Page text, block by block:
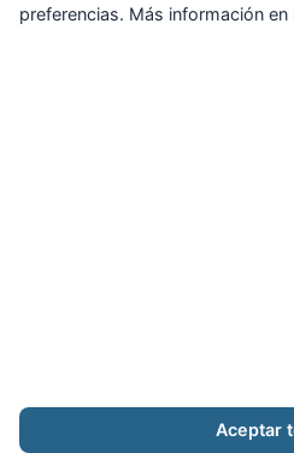
Aviso legal · Cookies · Configurar
Calle Puerto Rico, 29
preferencias. Más información en
Aceptar